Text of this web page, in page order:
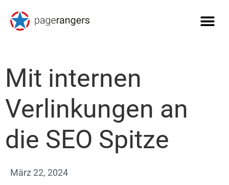
Mit internen
Verlinkungen an
die SEO Spitze
März 22, 2024